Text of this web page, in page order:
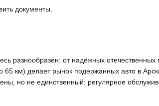
документы.
разнообразен: от надёжных
65 км) делает рынок подержанных авто в
но не единственный: регулярное